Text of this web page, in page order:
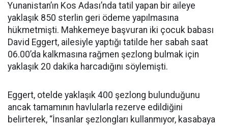
Yunanistan’ın Kos Adası’nda tatil yapan bir aileye
yaklaşık 850 sterlin geri ödeme yapılmasına
hükmetmişti. Mahkemeye başvuran iki çocuk babası
David Eggert, ailesiyle yaptığı tatilde her sabah saat
06.00’da kalkmasına rağmen şezlong bulmak için
yaklaşık 20 dakika harcadığını söylemişti.
Eggert, otelde yaklaşık 400 şezlong bulunduğunu
ancak tamamının havlularla rezerve edildiğini
belirterek, “İnsanlar şezlongları kullanmıyor, kasabaya